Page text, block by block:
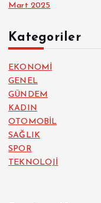
Mart 2025
Kategoriler
EKONOMİ
GENEL
GÜNDEM
KADIN
OTOMOBİL
SAĞLIK
SPOR
TEKNOLOJİ